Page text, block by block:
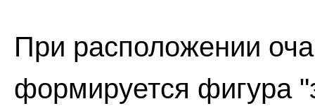
При расположении
формируется фигура